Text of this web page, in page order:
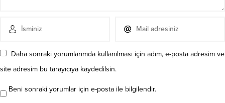
Daha sonraki yorumlarımda kullanılması için adım, e-posta adresim ve
site adresim bu tarayıcıya kaydedilsin.
Beni sonraki yorumlar için e-posta ile bilgilendir.